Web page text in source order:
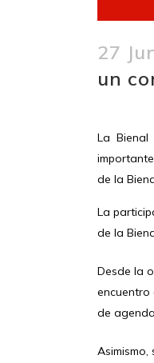
27
un
La
de la
La
de la
Desde la
encuentro
de